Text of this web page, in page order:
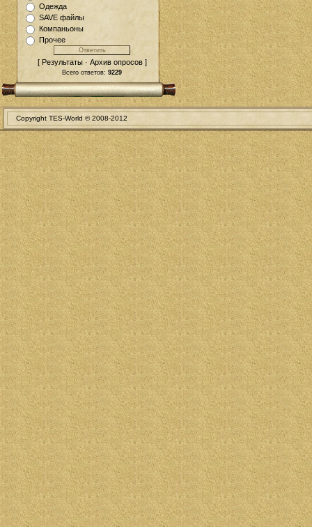
Одежда
SAVE файлы
Компаньоны
Прочее
[ Результаты · Архив опросов ]
Всего ответов: 9229
Copyright TES-World © 2008-2012